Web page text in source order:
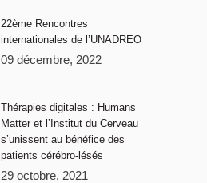
22ème Rencontres
internationales de l’UNADREO
09 décembre, 2022
Thérapies digitales : Humans
Matter et l’Institut du Cerveau
s’unissent au bénéfice des
patients cérébro-lésés
29 octobre, 2021